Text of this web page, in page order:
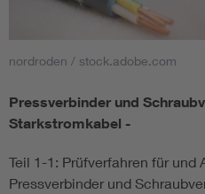
Blitzschutz: DIN EN 62305 in
Circular Economy für mehr
nordroden / stock.adobe.com
Pressverbinder und
Starkstromkabel -
Teil 1-1: Prüfverfahren für und
Pressverbinder und